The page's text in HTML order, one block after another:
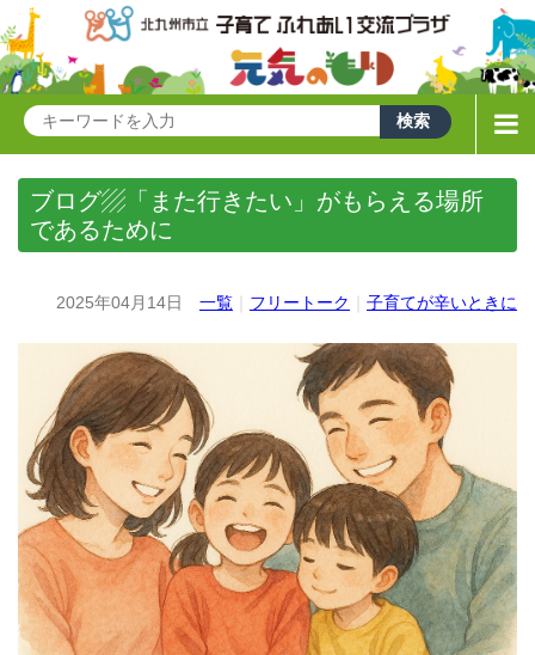
ブログ▨「また行きたい」がもらえる場所
であるために
2025年04月14日 一覧 フリートーク 子育てが辛いときに